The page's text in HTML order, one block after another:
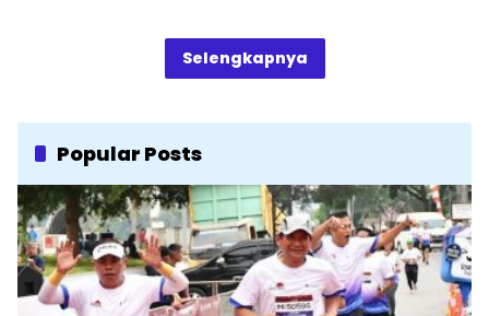
Selengkapnya
Popular Posts